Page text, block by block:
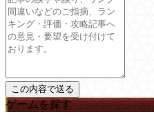
ゲームを探す